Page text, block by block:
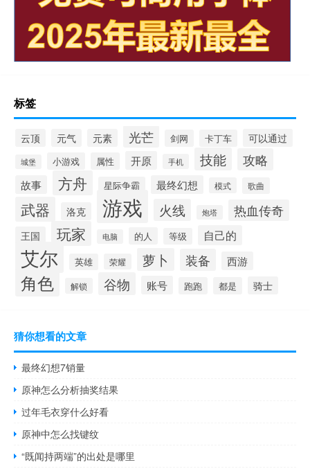
标签
云顶 元气 元素 光芒 剑网 卡丁车 可以通过
城堡 小游戏 属性 开原 手机 技能 攻略
故事 方舟 星际争霸 最终幻想 模式 歌曲
武器 洛克 游戏 火线 炮塔 热血传奇
王国 玩家 电脑 的人 等级 自己的
艾尔 英雄 荣耀 萝卜 装备 西游
角色 解锁 谷物 账号 跑跑 都是 骑士
猜你想看的文章
最终幻想7销量
原神怎么分析抽奖结果
过年毛衣穿什么好看
原神中怎么找键纹
“既闻持两端”的出处是哪里